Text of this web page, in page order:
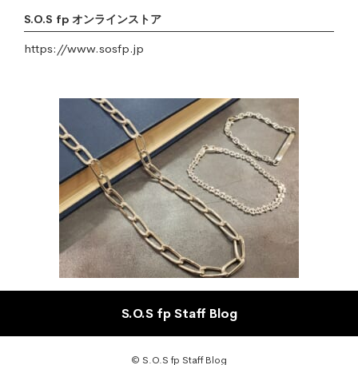
S.O.S fp オンラインストア
https://www.sosfp.jp
S.O.S fp Staff Blog
© S.O.S fp Staff Blog